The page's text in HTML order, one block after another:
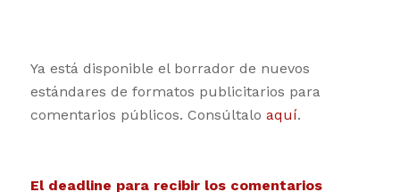
Ya está disponible el borrador de nuevos
estándares de formatos publicitarios para
comentarios públicos. Consúltalo aquí.
El deadline para recibir los comentarios